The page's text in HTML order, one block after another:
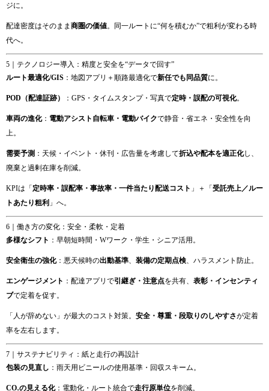
ジに。
配達密度はそのまま 商圏の価値。同一ルートに“何を積むか”で粗利が変わる時
代へ。
5｜テクノロジー導入：精度と安全を“データで回す”
ルート最適化/GIS ：地図アプリ＋順路最適化で新任でも同品質に。
POD（配達証跡） ：GPS・タイムスタンプ・写真で定時・誤配の可視化。
車両の進化： 電動アシスト自転車・電動バイクで静音・省エネ・安全性を向
上。
需要予測 ：天候・イベント・休刊・広告量を考慮して折込や配本を適正化し、
廃棄と過剰在庫を削減。
KPIは「 定時率・誤配率・事故率・一件当たり配送コスト 」＋「 受託売上／ルー
トあたり粗利 」へ。
6｜働き方の変化：安全・柔軟・定着
多様なシフト ：早朝短時間・Wワーク・学生・シニア活用。
安全衛生の強化：悪天候時の出動基準、 装備の定期点検、ハラスメント防止。
エンゲージメント ：配達アプリで引継ぎ・注意点を共有、 表彰・インセンティ
ブで定着を促す。
「人が辞めない」が最大のコスト対策。 安全・尊重・段取りのしやすさが定着
率を左右します。
7｜サステナビリティ：紙と走行の再設計
包装の見直し ：雨天用ビニールの使用基準・回収スキーム。
CO₂の見える化：電動化・ルート統合で走行原単位を削減。